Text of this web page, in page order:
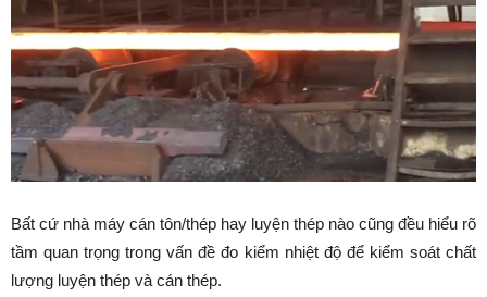
Bất cứ nhà máy cán tôn/thép hay luyện thép nào cũng đều hiểu rõ
tầm quan trọng trong vấn đề đo kiểm nhiệt độ để kiểm soát chất
lượng luyện thép và cán thép.